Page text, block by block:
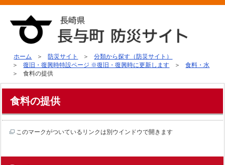
ホーム 防災サイト
分類から探す（防災サイト）
復旧・復興時特設ページ ※復旧・復興時に更新します
食料・水
食料の提供
食料の提供
このマークがついているリンクは別ウインドウで開きます